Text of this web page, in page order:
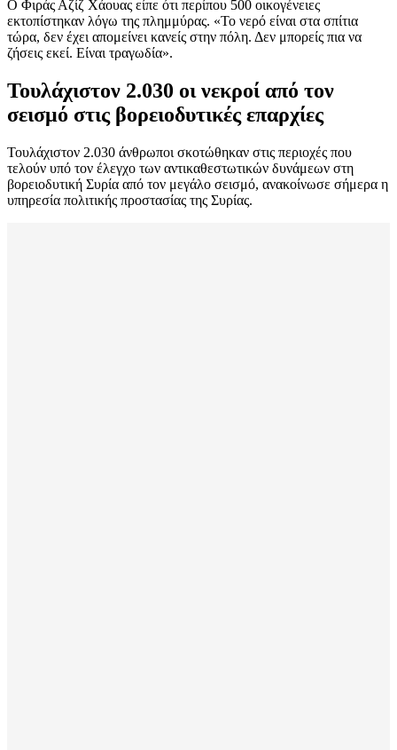
Ο Φιράς Αζίζ Χάουας είπε ότι περίπου 500 οικογένειες
εκτοπίστηκαν λόγω της πλημμύρας. «Το νερό είναι στα σπίτια
τώρα, δεν έχει απομείνει κανείς στην πόλη. Δεν μπορείς πια να
ζήσεις εκεί. Είναι τραγωδία».
Τουλάχιστον 2.030 οι νεκροί από τον
σεισμό στις βορειοδυτικές επαρχίες
Τουλάχιστον 2.030 άνθρωποι σκοτώθηκαν στις περιοχές που
τελούν υπό τον έλεγχο των αντικαθεστωτικών δυνάμεων στη
βορειοδυτική Συρία από τον μεγάλο σεισμό, ανακοίνωσε σήμερα η
υπηρεσία πολιτικής προστασίας της Συρίας.